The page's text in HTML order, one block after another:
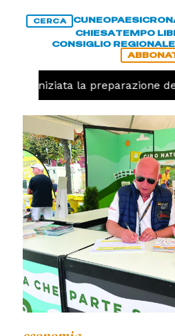
CERCA CUNEOPAESI
CHIESATEMPO
CONSIGLIO
iniziata la preparazione